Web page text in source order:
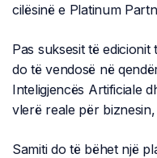
cilësinë e Platinum
Pas suksesit të
do të vendosë në
Inteligjencës Artificiale
vlerë reale për
Samiti do të bëhet një